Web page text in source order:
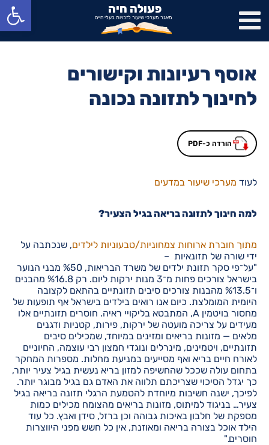
פתח סרגל נגישות פעולה חיה
מאגר מערכי שיעור לזכויות בעלי חיים
אוסף רעיונות וקישורים
לחינוך לתזונה נכונה
הורדה כ-PDF
לעוד מערכי שיעור במדעים
למה חינוך לתזונה בריאה בגיל הצעיר?
מתוך חוברת ארוחות צמחוניות/טבעוניות לילדים, שנכתבה על
ידי שורה של תזונאיות –
"על־פי סקר תזונת ילדים של משרד הבריאות, %50 מבני הנוער
בישראל צורכים פחות מ־3 מנות ירקות ליום. רק %16.8 מהבנים
ו־%13.5 מהבנות צורכים סיבים תזונתיים בהתאם לקצובה
היומית המומלצת. כיום אנו רואים בילדים בישראל אף תופעות של
מחסור בויטמין A, המתבטא בליקויי ראיה. חוסרים תזונתיים אלו
מעידים על צריכה מועטה של ירקות, פירות, קטניות ודגנים
מלאים — מזונות בריאים ומזינים במיוחד, שמכילים סיבים
תזונתיים, ויטמינים, מינרלים ונוגדי חמצון רבי עוצמה, החיוניים
לאורח חיים בריא ואף מסייעים במניעת מחלות. מספרות המחקר
בתחום עולה שככל שהחשיפה למזון בריא נעשית בגיל צעיר יותר,
כך יגדל הסיכוי שצריכתם תלווה את האדם גם בגיל מבוגר יותר.
לפיכך, ישנה חשיבות מיוחדת להטמעת הרגלי תזונה בריאה בגיל
צעיר… בניגוד למיתוס, מזונות בריאים מהצומח מכילים כמות
מספקת של חלבון באיכות גבוהה וכן ברזל, סידן ואבץ. כל עוד
הילד אוכל בצורה בריאה ומאוזנת, אין כל חשש מפני היווצרות
חוסרים."